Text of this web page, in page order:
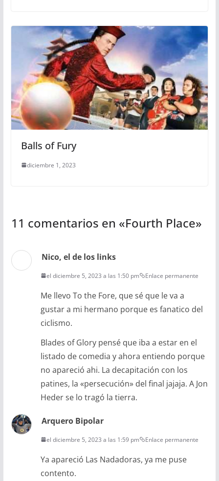
Balls of Fury
diciembre 1, 2023
11 comentarios en «Fourth Place»
Nico, el de los links
el diciembre 5, 2023 a las 1:50 pm Enlace permanente
Me llevo To the Fore, que sé que le va a
gustar a mi hermano porque es fanatico del
ciclismo.
Blades of Glory pensé que iba a estar en el
listado de comedia y ahora entiendo porque
no apareció ahi. La decapitación con los
patines, la «persecución» del final jajaja. A Jon
Heder se lo tragó la tierra.
Arquero Bipolar
el diciembre 5, 2023 a las 1:59 pm Enlace permanente
Ya apareció Las Nadadoras, ya me puse
contento.